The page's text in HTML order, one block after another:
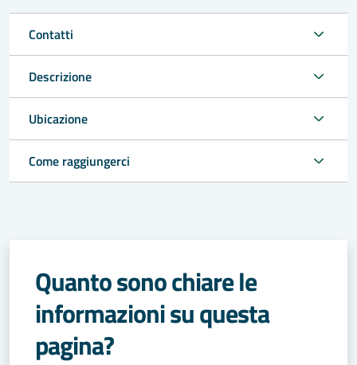
Contatti
Descrizione
Ubicazione
Come raggiungerci
Quanto sono chiare le
informazioni su questa
pagina?